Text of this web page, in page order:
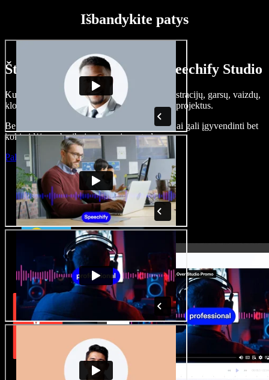
Išbandykite patys
Štai ką galite nuveikti su Speechify Studio
Kurkite įgarsinimus, pridėkite nemokamų iliustracijų, garsų, vaizdų,
klonuokite balsą – kurkite pilnus, įspūdingus projektus.
Be jokių mokymų ir viskas naršyklėje – kūrėjai gali įgyvendinti bet
kokią idėją, neberibojami senųjų metodų.
Paleisti studiją